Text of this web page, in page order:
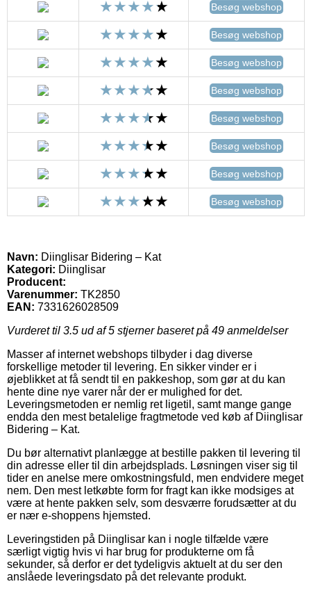
Besøg webshop
Besøg webshop
Besøg webshop
Besøg webshop
Besøg webshop
Besøg webshop
Besøg webshop
Besøg webshop
Navn: Diinglisar Bidering – Kat
Kategori: Diinglisar
Producent:
Varenummer: TK2850
EAN: 7331626028509
Vurderet til 3.5 ud af 5 stjerner baseret på 49 anmeldelser
Masser af internet webshops tilbyder i dag diverse
forskellige metoder til levering. En sikker vinder er i
øjeblikket at få sendt til en pakkeshop, som gør at du kan
hente dine nye varer når der er mulighed for det.
Leveringsmetoden er nemlig ret ligetil, samt mange gange
endda den mest betalelige fragtmetode ved køb af Diinglisar
Bidering – Kat.
Du bør alternativt planlægge at bestille pakken til levering til
din adresse eller til din arbejdsplads. Løsningen viser sig til
tider en anelse mere omkostningsfuld, men endvidere meget
nem. Den mest letkøbte form for fragt kan ikke modsiges at
være at hente pakken selv, som desværre forudsætter at du
er nær e-shoppens hjemsted.
Leveringstiden på Diinglisar kan i nogle tilfælde være
særligt vigtig hvis vi har brug for produkterne om få
sekunder, så derfor er det tydeligvis aktuelt at du ser den
anslåede leveringsdato på det relevante produkt.